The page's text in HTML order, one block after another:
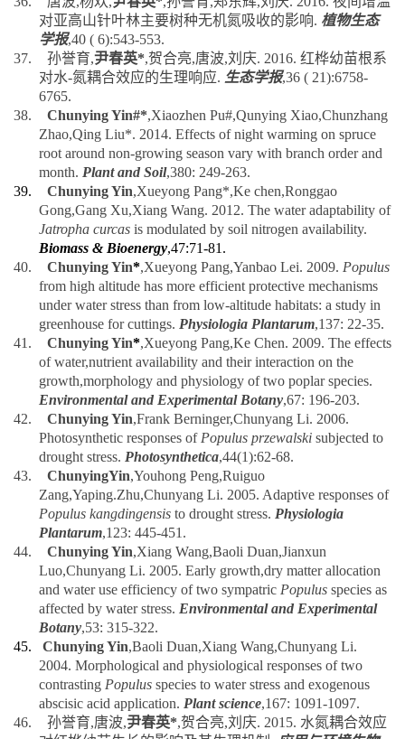
对亚高山针叶林主要树种无机氮吸收的影响.植物生态
学报,40 ( 6):543-553.
孙誉育,尹春英*,贺合亮 唐波 刘庆
红桦幼苗根系
对水-氮耦合效应的生理响应.生态学报,36 ( 21):6758-
6765.
Chunying Yin#*
Zhao,Qing Liu*. 2014. Effects of night warming on spruce
root around non-growing season vary with branch order and
month.Plant and Soil,380: 249-263.
Chunying Yin,Xueyong Pang*,Ke chen,Ronggao
Gong,Gang Xu,Xiang Wang. 2012.The water adaptability of
Jatropha curcasis modulated by soil nitrogen availability.
Biomass & Bioenergy,47:71-81.
Chunying Yin*,Xueyong Pang,Yanbao Lei. 2009.
from high altitude has more efficient protective mechanisms
under water stress than from low-altitude habitats: a study in
greenhouse for cuttings.Physiologia Plantarum,137: 22-35.
Chunying Yin*,Xueyong Pang,Ke Chen. 2009. The effects
of water,nutrient availability and their interaction on the
growth,morphology and physiology of two poplar species.
Environmental and Experimental Botany,67: 196-203.
Chunying Yin,Frank Berninger,Chunyang Li. 2006.
Photosynthetic responses ofPopulus przewalski subjected to
drought stress. Photosynthetica,44(1):62-68.
ChunyingYin ,Youhong Peng,Ruiguo
Zang,Yaping.Zhu,Chunyang Li. 2005. Adaptive responses of
Populus kangdingensisto drought stress.Physiologia
Plantarum,123: 445-451.
Chunying Yin ,Xiang Wang,Baoli Duan,Jianxun
Luo,Chunyang Li. 2005. Early growth,dry matter allocation
and water use efficiency of two sympatricPopulusspecies as
affected by water stress. Environmental and Experimental
Botany,53: 315-322.
Chunying Yin,Baoli Duan,Xiang Wang,Chunyang Li.
2004. Morphological and physiological responses of two
contrastingPopulusspecies to water stress and exogenous
abscisic acid application.Plant science,167: 1091-1097.
孙誉育,唐波,尹春英*, 贺合亮,刘庆. 2015.水氮耦合效应
对红桦幼苗生长的影响及其生理机制.应用与环境生物